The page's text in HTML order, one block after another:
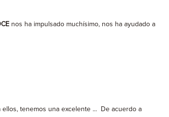
nos ha impulsado muchísimo, nos ha ayudado a
tenemos una excelente ... De acuerdo a